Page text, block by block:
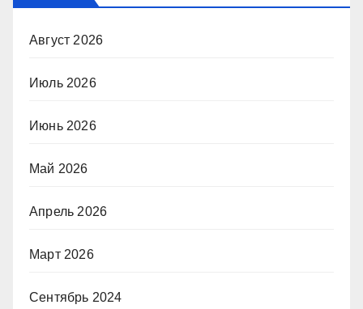
Август 2026
Июль 2026
Июнь 2026
Май 2026
Апрель 2026
Март 2026
Сентябрь 2024